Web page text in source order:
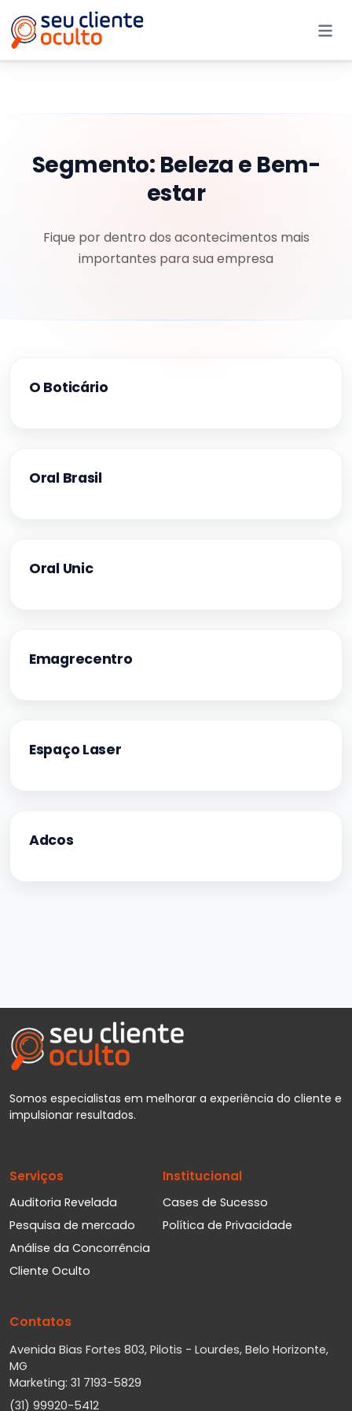
Segmento: Beleza e Bem-
estar
Fique por dentro dos acontecimentos mais
importantes para sua empresa
O Boticário
Oral Brasil
Oral Unic
Emagrecentro
Espaço Laser
Adcos
Somos especialistas em melhorar a experiência do cliente e
impulsionar resultados.
Serviços
Auditoria Revelada
Pesquisa de mercado
Análise da Concorrência
Cliente Oculto
Institucional
Cases de Sucesso
Política de Privacidade
Contatos
Avenida Bias Fortes 803, Pilotis - Lourdes, Belo Horizonte,
MG
Marketing: 31 7193-5829
(31) 99920-5412